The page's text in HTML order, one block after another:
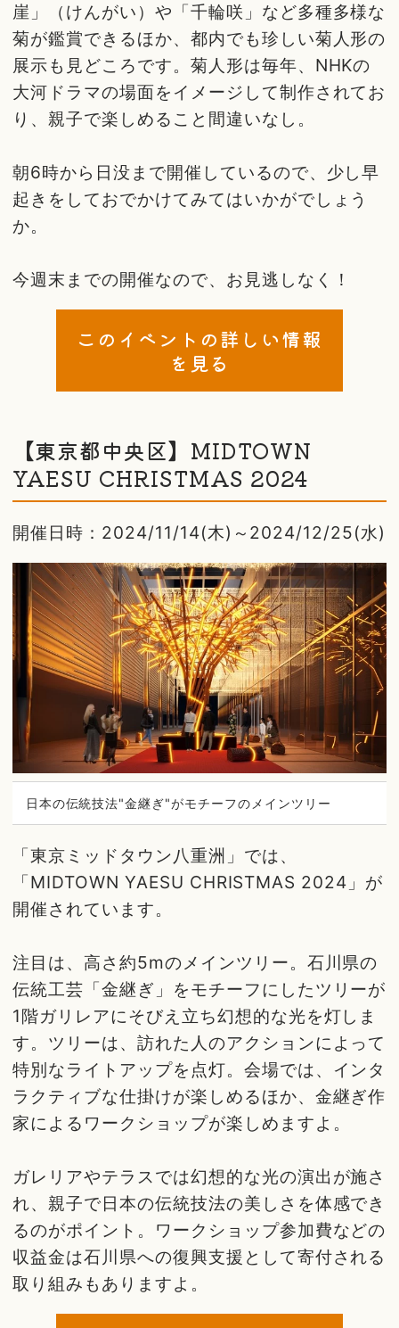
崖」（けんがい）や「千輪咲」など多種多様な
菊が鑑賞できるほか、都内でも珍しい菊人形の
展示も見どころです。菊人形は毎年、NHKの
大河ドラマの場面をイメージして制作されてお
り、親子で楽しめること間違いなし。
朝6時から日没まで開催しているので、少し早
起きをしておでかけてみてはいかがでしょう
か。
今週末までの開催なので、お見逃しなく！
このイベントの詳しい情報
を見る
【東京都中央区】MIDTOWN
YAESU CHRISTMAS 2024
開催日時：2024/11/14(木)～2024/12/25(水)
日本の伝統技法"金継ぎ"がモチーフのメインツリー
「東京ミッドタウン八重洲」では、
「MIDTOWN YAESU CHRISTMAS 2024」が
開催されています。
注目は、高さ約5mのメインツリー。石川県の
伝統工芸「金継ぎ」をモチーフにしたツリーが
1階ガリレアにそびえ立ち幻想的な光を灯しま
す。ツリーは、訪れた人のアクションによって
特別なライトアップを点灯。会場では、インタ
ラクティブな仕掛けが楽しめるほか、金継ぎ作
家によるワークショップが楽しめますよ。
ガレリアやテラスでは幻想的な光の演出が施さ
れ、親子で日本の伝統技法の美しさを体感でき
るのがポイント。ワークショップ参加費などの
収益金は石川県への復興支援として寄付される
取り組みもありますよ。